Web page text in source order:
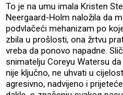
To je na umu imala Kristen
Neergaard-Holm naložila da
podvlačeći mehanizam po
zbila u prošlosti, ona žrtvu
vreba da ponovo napadne.
snimatelju Coreyu Watersu
nije ključno, ne uhvati u
agresivno, nadvijeno i